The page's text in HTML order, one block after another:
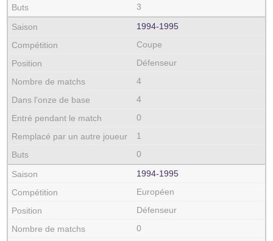
3
1994‑1995
Coupe
Défenseur
4
4
0
1
0
1994‑1995
Européen
Défenseur
0